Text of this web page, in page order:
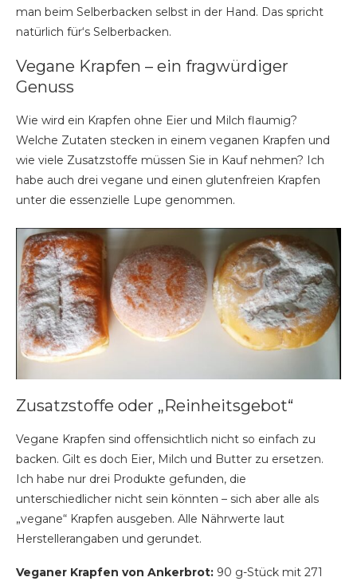
man beim Selberbacken selbst in der Hand. Das spricht
natürlich für‘s Selberbacken.
Vegane Krapfen – ein fragwürdiger
Genuss
Wie wird ein Krapfen ohne Eier und Milch flaumig?
Welche Zutaten stecken in einem veganen Krapfen und
wie viele Zusatzstoffe müssen Sie in Kauf nehmen? Ich
habe auch drei vegane und einen glutenfreien Krapfen
unter die essenzielle Lupe genommen.
Zusatzstoffe oder „Reinheitsgebot“
Vegane Krapfen sind offensichtlich nicht so einfach zu
backen. Gilt es doch Eier, Milch und Butter zu ersetzen.
Ich habe nur drei Produkte gefunden, die
unterschiedlicher nicht sein könnten – sich aber alle als
„vegane“ Krapfen ausgeben. Alle Nährwerte laut
Herstellerangaben und gerundet.
Veganer Krapfen von Ankerbrot: 90 g-Stück mit 271